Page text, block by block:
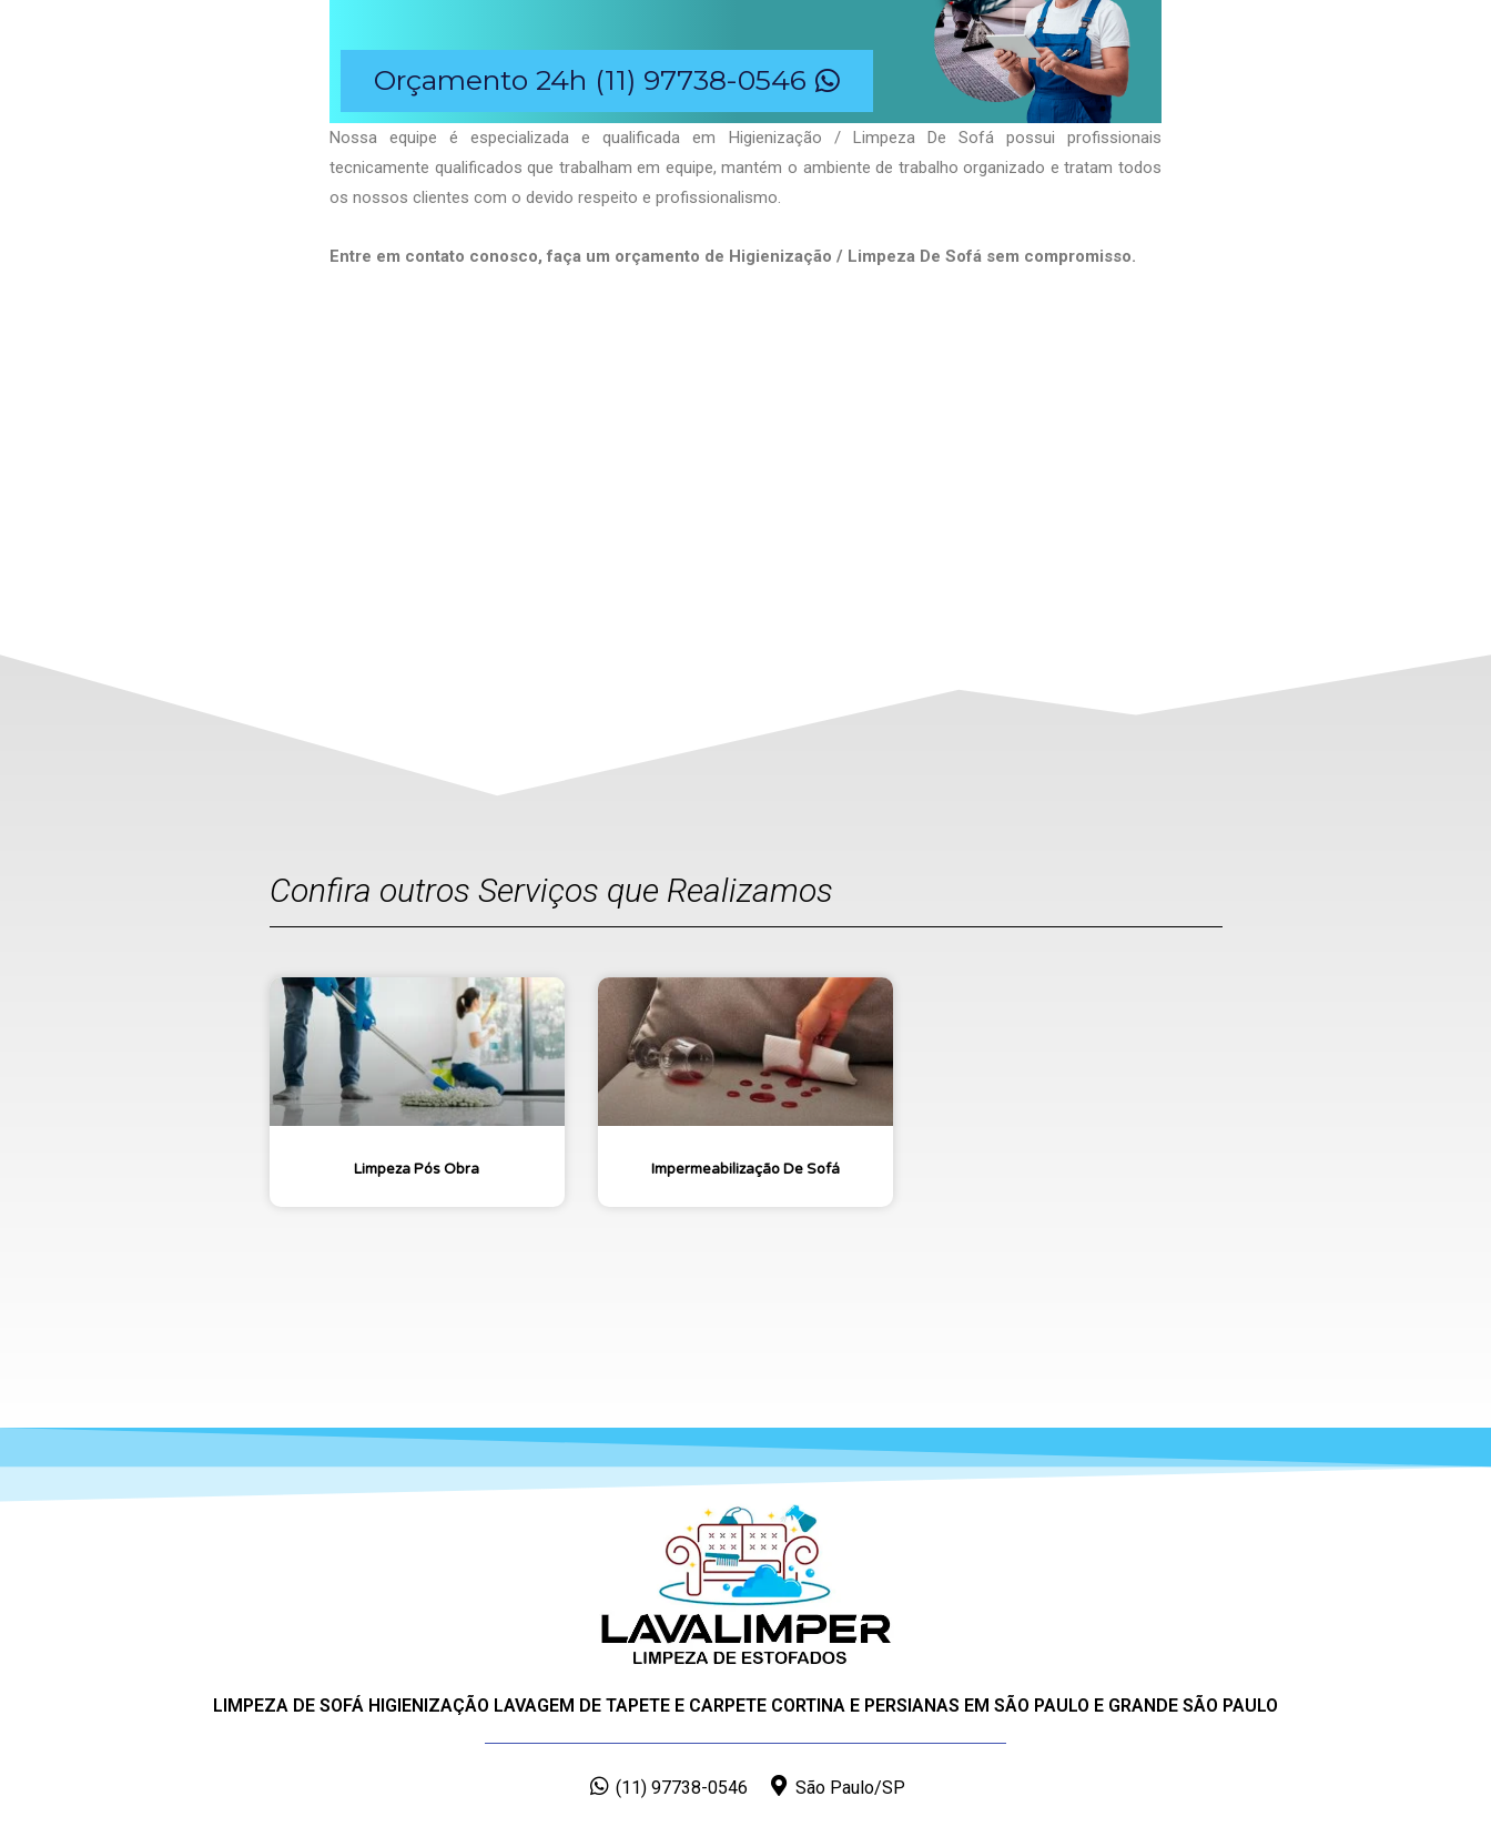
Orçamento 24h (11) 97738-0546
Nossa equipe é especializada e qualificada em Higienização / Limpeza De Sofá possui profissionais
tecnicamente qualificados que trabalham em equipe, mantém o ambiente de trabalho organizado e tratam todos
os nossos clientes com o devido respeito e profissionalismo.
Entre em contato conosco, faça um orçamento de Higienização / Limpeza De Sofá sem compromisso.
Confira outros Serviços que Realizamos
Limpeza Pós Obra Impermeabilização De Sofá
LIMPEZA DE SOFÁ HIGIENIZAÇÃO LAVAGEM DE TAPETE E CARPETE CORTINA E PERSIANAS EM SÃO PAULO E GRANDE SÃO PAULO
(11) 97738-0546 São Paulo/SP